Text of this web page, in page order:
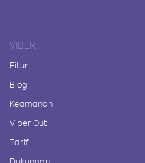
VIBER
Fitur
Blog
Keamanan
Viber Out
Tarif